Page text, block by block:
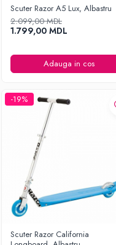
Scuter Razor A5 Lux, Albastru
2.099,00 MDL
1.799,00 MDL
Adauga in cos
-19%
Scuter Razor California